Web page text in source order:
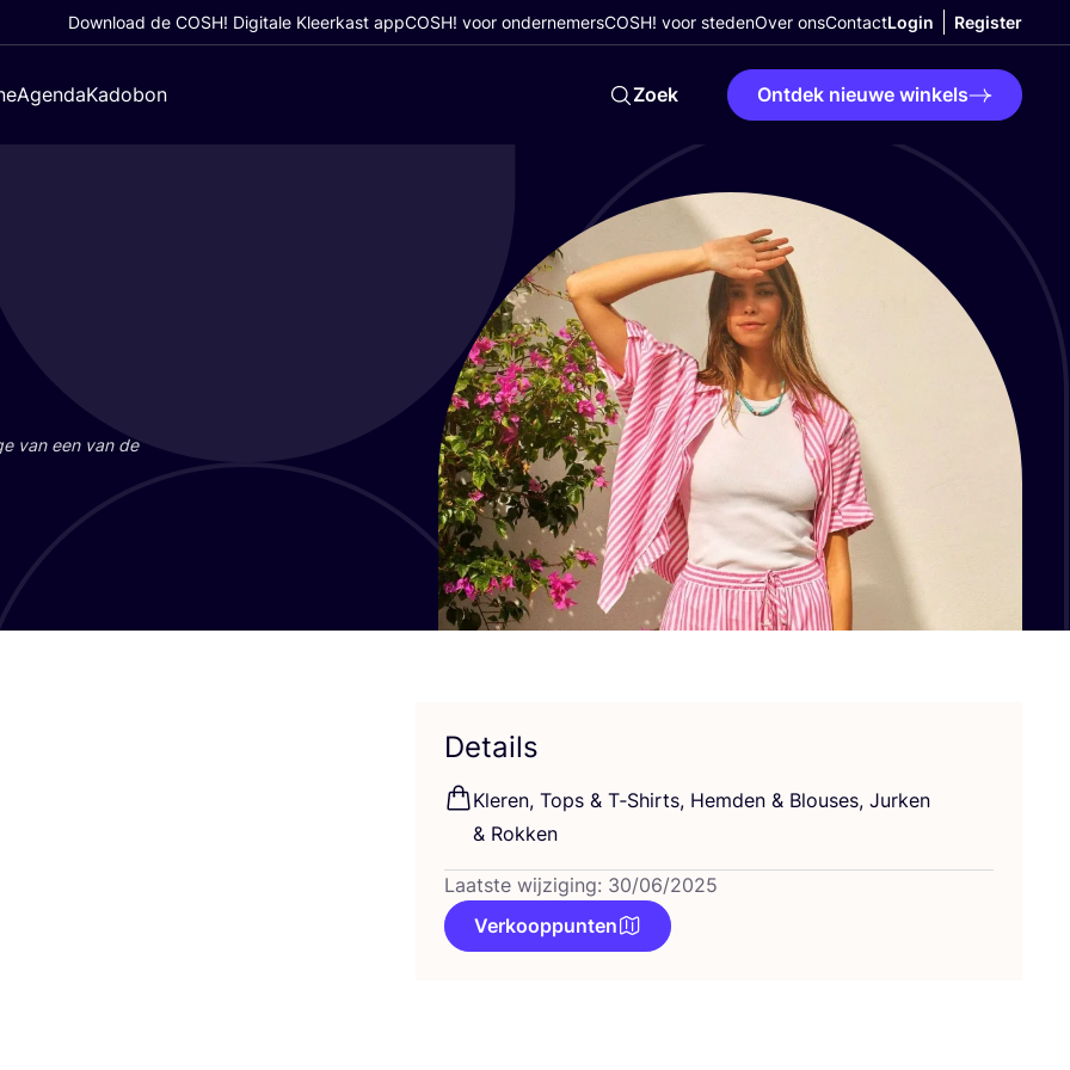
Download de COSH! Digitale Kleerkast appCOSH! voor ondernemersCOSH! voor stedenOver onsContactLogin Register
AgendaKadobon Zoek Ontdek nieuwe winkels
van een van de
Details
Kle­ren, Tops & T‑Shirts, Hem­den & Blou­ses, Jur­ken
& Rokken
Laatste wijziging: 30/06/2025
Verkooppunten